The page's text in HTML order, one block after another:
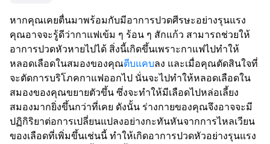
หากคุณเคยตื่นมาพร้อมกับมีอาการปวดศีรษะอย่างรุนแรง
คุณอาจจะรู้ดีว่ากาแฟเข้ม ๆ ร้อน ๆ สักแก้ว สามารถช่วยให้
อาการปวดหัวหายไปได้ สิ่งนี้เกิดขึ้นเพราะกาแฟไปทำให้
หลอดเลือดในสมองของคุณตีบแคบลง และเมื่อคุณตัดสินใจที่
จะตัดการบริโภคกาแฟออกไป นั่นจะไปทำให้หลอดเลือดใน
สมองของคุณขยายตัวขึ้น ซึ่งจะทำให้มีเลือดไปหล่อเลี้ยง
สมองมากยิ่งขึ้นกว่าที่เคย ดังนั้น ร่างกายของคุณจึงอาจจะมี
ปฏิกิริยาต่อการเปลี่ยนแปลงอย่างกะทันหันจากการไหลเวียน
ของเลือดที่เพิ่มขึ้นเช่นนี้ ทำให้เกิดอาการปวดหัวอย่างรุนแรง